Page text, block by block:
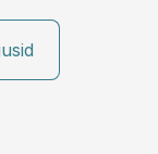
paikasid,
välja
ja